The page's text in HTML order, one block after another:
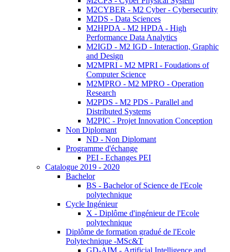
M2CYBER - M2 Cyber - Cybersecurity
M2DS - Data Sciences
M2HPDA - M2 HPDA - High
Performance Data Analytics
M2IGD - M2 IGD - Interaction, Graphic
and Design
M2MPRI - M2 MPRI - Foudations of
Computer Science
M2MPRO - M2 MPRO - Operation
Research
M2PDS - M2 PDS - Parallel and
Distributed Systems
M2PIC - Projet Innovation Conception
Non Diplomant
ND - Non Diplomant
Programme d'échange
PEI - Echanges PEI
Catalogue 2019 - 2020
Bachelor
BS - Bachelor of Science de l'Ecole
polytechnique
Cycle Ingénieur
X - Diplôme d'ingénieur de l'Ecole
polytechnique
Diplôme de formation gradué de l'Ecole
Polytechnique -MSc&T
GD-AIM - Artificial Intelligence and